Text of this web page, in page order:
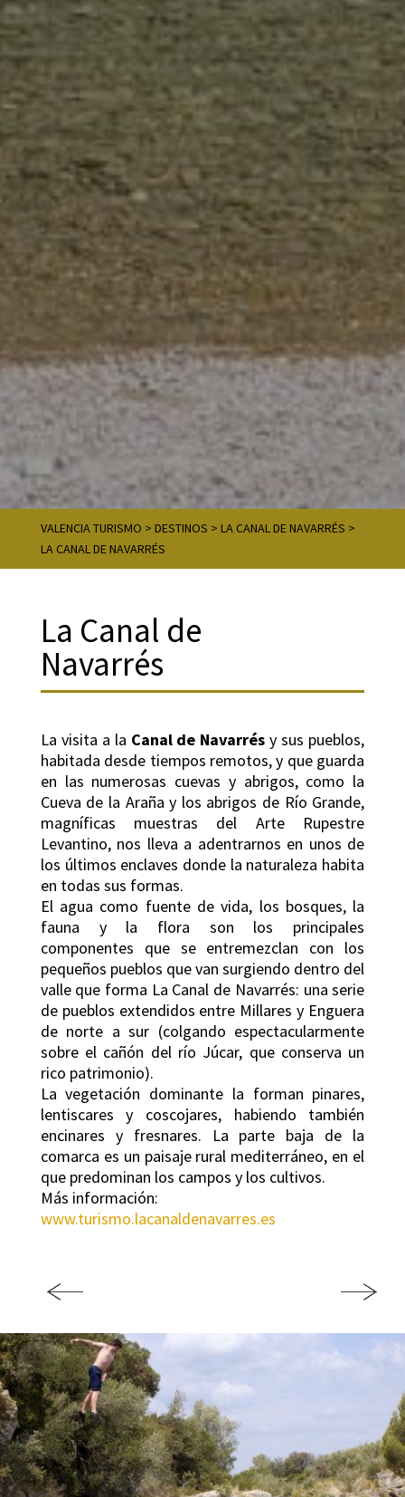
VALENCIA TURISMO > DESTINOS > LA CANAL DE NAVARRÉS >
LA CANAL DE NAVARRÉS
La Canal de
Navarrés
La visita a la Canal de Navarrés y sus pueblos,
habitada desde tiempos remotos, y que guarda
en las numerosas cuevas y abrigos, como la
Cueva de la Araña y los abrigos de Río Grande,
magníficas muestras del Arte Rupestre
Levantino, nos lleva a adentrarnos en unos de
los últimos enclaves donde la naturaleza habita
en todas sus formas.
El agua como fuente de vida, los bosques, la
fauna y la flora son los principales
componentes que se entremezclan con los
pequeños pueblos que van surgiendo dentro del
valle que forma La Canal de Navarrés: una serie
de pueblos extendidos entre Millares y Enguera
de norte a sur (colgando espectacularmente
sobre el cañón del río Júcar, que conserva un
rico patrimonio).
La vegetación dominante la forman pinares,
lentiscares y coscojares, habiendo también
encinares y fresnares. La parte baja de la
comarca es un paisaje rural mediterráneo, en el
que predominan los campos y los cultivos.
Más información:
www.turismo.lacanaldenavarres.es